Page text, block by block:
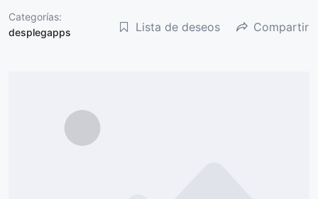
Categorías:
desplegapps
Lista de deseos Compartir